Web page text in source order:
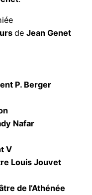
de Jean Genet
P. Berger
Nafar
V
Louis Jouvet
de l’Athénée